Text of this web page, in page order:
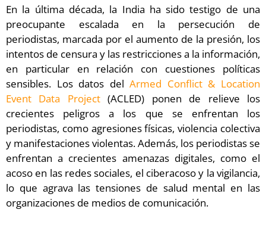
En la última década, la India ha sido testigo de una
preocupante escalada en la persecución de
periodistas, marcada por el aumento de la presión, los
intentos de censura y las restricciones a la información,
en particular en relación con cuestiones políticas
sensibles. Los datos delArmed Conflict & Location
Event Data Project(ACLED) ponen de relieve los
crecientes peligros a los que se enfrentan los
periodistas, como agresiones físicas, violencia colectiva
y manifestaciones violentas. Además, los periodistas se
enfrentan a crecientes amenazas digitales, como el
acoso en las redes sociales, el ciberacoso y la vigilancia,
lo que agrava las tensiones de salud mental en las
organizaciones de medios de comunicación.